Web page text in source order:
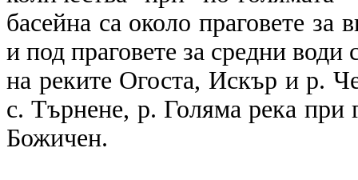
басейна са около праговете
и под праговете за средни води
на реките Огоста, Искър и р.
с. Търнене, р. Голяма река
Божичен.